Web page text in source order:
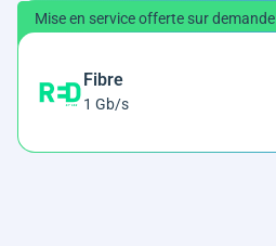
Mise en service offerte sur demande
Fibre
1 Gb/s